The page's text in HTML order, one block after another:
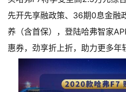
先开先享融政策、36期0息金融
养（含首保），登陆哈弗智家
惠券，劲享折上折，助力更多年